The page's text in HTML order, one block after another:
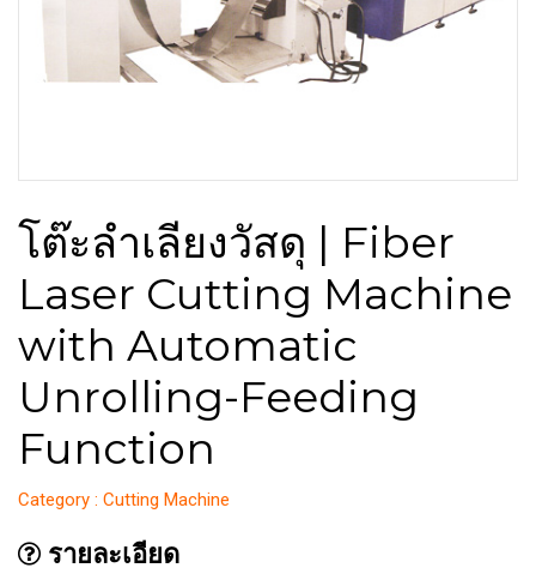
โต๊ะลำเลียงวัสดุ | Fiber
Laser Cutting Machine
with Automatic
Unrolling-Feeding
Function
Category : Cutting Machine
รายละเอียด